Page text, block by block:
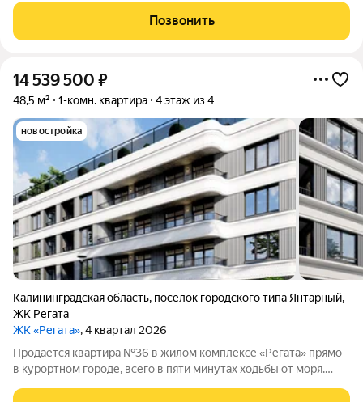
Продажа ведётся напрямую от застройщика, без посредников.
Преимущества местоположения
Позвонить
14 539 500 ₽
48,5 м² 1-комн. квартира 4 этаж из 4
новостройка
Калининградская область, посёлок городского типа Янтарный,
ЖК Регата
ЖК «Регата», 4 квартал 2026
Продаётся квартира №36 в жилом комплексе «Регата» прямо
в курортном городе, всего в пяти минутах ходьбы от моря.